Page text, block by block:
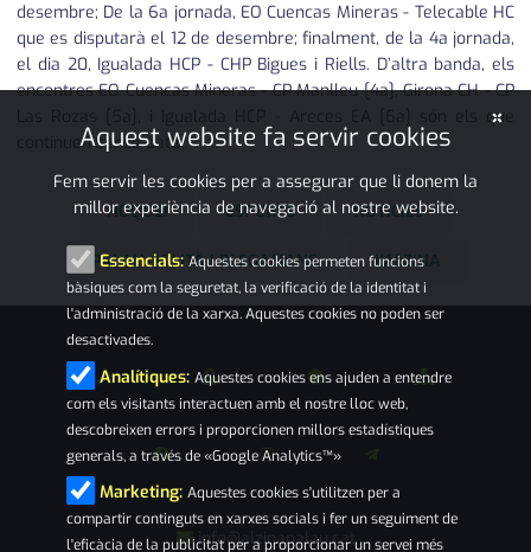
desembre; De la 6a jornada, EO Cuencas Mineras - Telecable HC
que es disputarà el 12 de desembre; finalment, de la 4a jornada,
el dia 20, Igualada HCP - CHP Bigues i Riells. D’altra banda, els
encontresEO Cuencas Mineras - CP Manlleu [4a],Girona CH - CP
són els que
continuen sense data.
HOQUEI ESPORTS NOTÍCIES
PALAU-SOLITÀ I PLEGAMANS L'ALZINA
info@alzinapalau.cat
×
Aquest website fa servir cookies
Fem servir les cookies per a assegurar que li donem la
millor experiència de navegació al nostre website.
Essencials: Aquestes cookies permeten funcions
bàsiques com la seguretat, la verificació de la identitat i
l'administració de la xarxa. Aquestes cookies no poden ser
desactivades.
Analítiques: Aquestes cookies ens ajuden a entendre
com els visitants interactuen amb el nostre lloc web,
descobreixen errors i proporcionen millors estadístiques
generals, a través de «Google Analytics™»
Marketing: Aquestes cookies s'utilitzen per a
compartir continguts en xarxes socials i fer un seguiment de
l'eficàcia de la publicitat per a proporcionar un servei més